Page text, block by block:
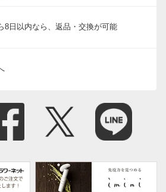
8日以内なら、返品・交換が可能